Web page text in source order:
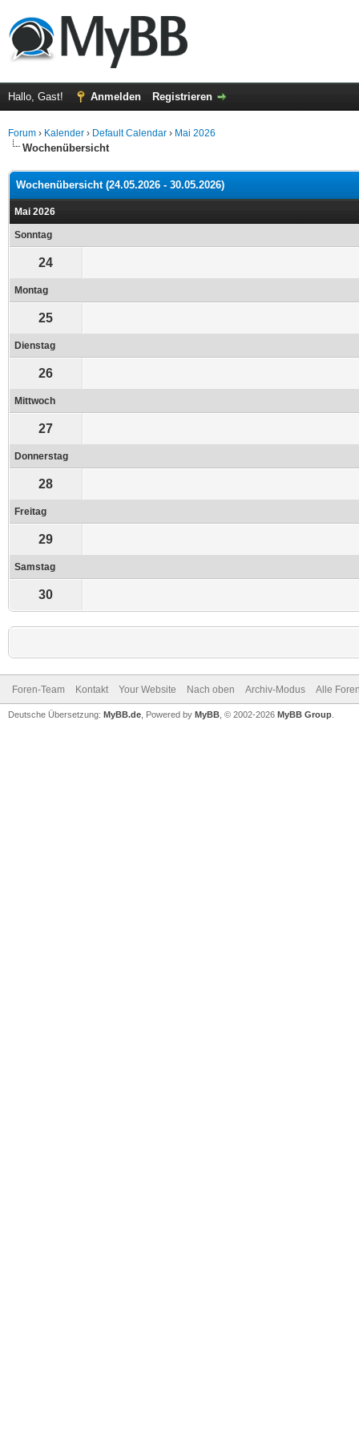
Hallo, Gast! Anmelden Registrieren
Forum › Kalender › Default Calendar › Mai 2026
Wochenübersicht
Wochenübersicht (24.05.2026 - 30.05.2026)
Mai 2026
Sonntag
24
Montag
25
Dienstag
26
Mittwoch
27
Donnerstag
28
Freitag
29
Samstag
30
Foren-Team Kontakt Your Website Nach oben Archiv-Modus Alle
Deutsche Übersetzung: MyBB.de , Powered by MyBB , © 2002-2026 MyBB Group